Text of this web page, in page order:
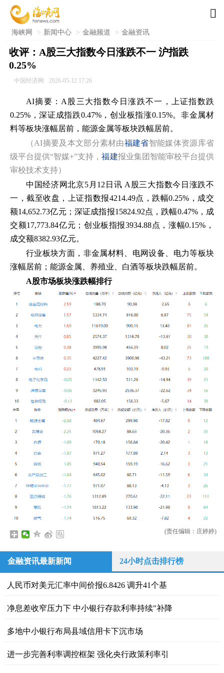

海峡网 > 新闻中心 > 金融频道 > 金融资讯
收评：A股三大指数今日涨跌不一 沪指跌
0.25%
中国经济网 2026-05-12 17:26
AI摘要： A股三大指数今日涨跌不一，上证指数跌
0.25%，深证成指跌0.47%，创业板指涨0.15%。非金属材
料等板块涨幅居前，能源金属等板块跌幅居前。
（AI摘要及本文部分素材由福建省智能媒体资源库省
级平台提供“智媒+”支持，福建报业集团智能审校平台提供
审校技术支持）
中国经济网北京5月12日讯 A股三大指数今日涨跌不
一，截至收盘，上证指数报4214.49点，跌幅0.25%，成交
额14,652.73亿元；深证成指报15824.92点，跌幅0.47%，成
交额17,773.84亿元；创业板指报3934.88点，涨幅0.15%，
成交额8382.93亿元。
行业板块方面，非金属材料、电网设备、电力等板块
涨幅居前；能源金属、养殖业、白酒等板块跌幅居前。
A股市场板块涨跌幅排行
(责任编辑：庄婷婷)
金融资讯最新新闻 24小时点击排行榜
人民币对美元汇率中间价报6.8426 调升41个基
净息差收窄压力下 中小银行存款利率持续"补降
多地中小银行布局县域信用卡下沉市场
进一步完善利率调控框架 强化央行政策利率引